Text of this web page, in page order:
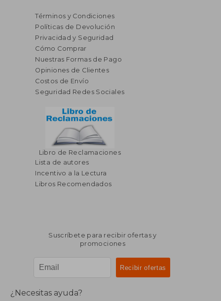
Términos y Condiciones
Políticas de Devolución
Privacidad y Seguridad
Cómo Comprar
Nuestras Formas de Pago
Opiniones de Clientes
Costos de Envío
Seguridad Redes Sociales
Libro de Reclamaciones
Lista de autores
Incentivo a la Lectura
Libros Recomendados
Suscríbete para recibir ofertas y
promociones
¿Necesitas ayuda?